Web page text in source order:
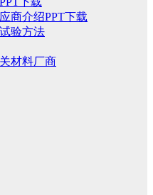
商介绍PPT下载
验方法
材料厂商